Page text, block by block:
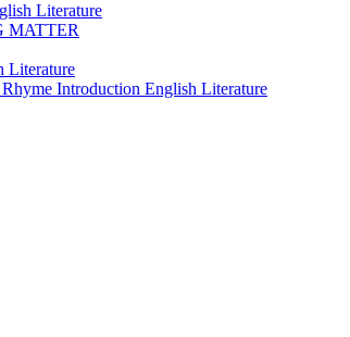
Literature
MATTER
Literature
Introduction English Literature